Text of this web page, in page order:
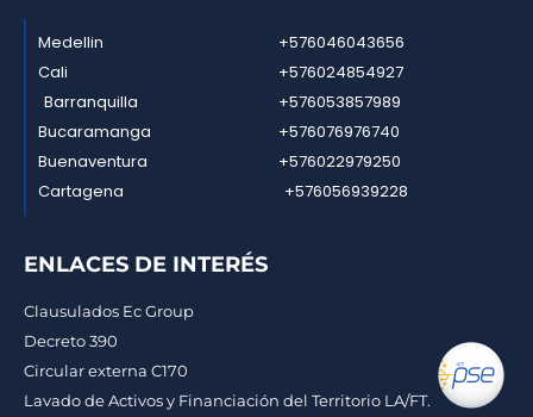
Medellin
Cali
Barranquilla
Bucaramanga
Buenaventura
Cartagena
+576046043656
+576024854927
+576053857989
+576076976740
+576022979250
+576056939228
ENLACES DE INTERÉS
Clausulados Ec Group
Decreto 390
Circular externa C170
Lavado de Activos y Financiación del Territorio LA/FT.